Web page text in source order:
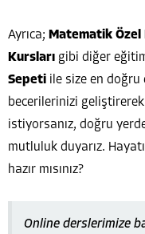
Ayrıca; Matematik Özel
Kursları gibi diğer
Sepeti ile size en
becerilerinizi
istiyorsanız, doğru
mutluluk duyarız.
hazır mısınız?
Online derslerimize